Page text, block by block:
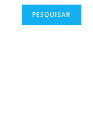
PESQUISAR